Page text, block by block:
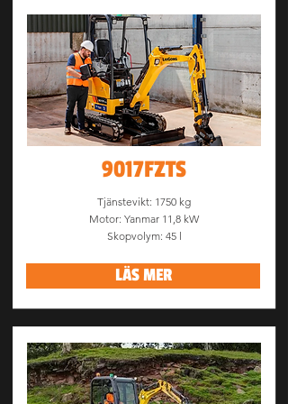
9017FZTS
Tjänstevikt: 1750 kg
Motor: Yanmar 11,8 kW
Skopvolym: 45 l
LÄS MER